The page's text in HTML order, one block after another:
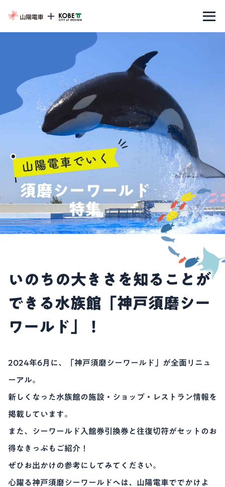
いのちの大きさを知ることが
できる水族館「神戸須磨シー
ワールド」！
2024年6月に、「神戸須磨シーワールド」が全面リニュ
ーアル。
新しくなった水族館の施設・ショップ・レストラン情報を
掲載しています。
また、シーワールド入館券引換券と往復切符がセットのお
得なきっぷもご紹介！
ぜひお出かけの参考にしてみてください。
心躍る神戸須磨シーワールドへは、山陽電車ででかけよ